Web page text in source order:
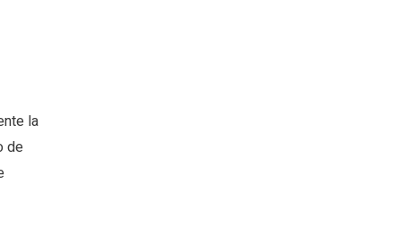
la
de